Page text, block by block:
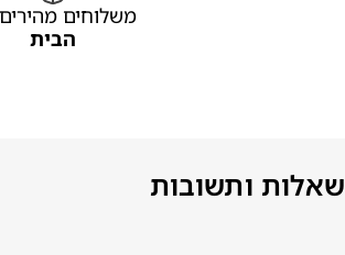
משלוחים
הבית
שאלות ותשובות